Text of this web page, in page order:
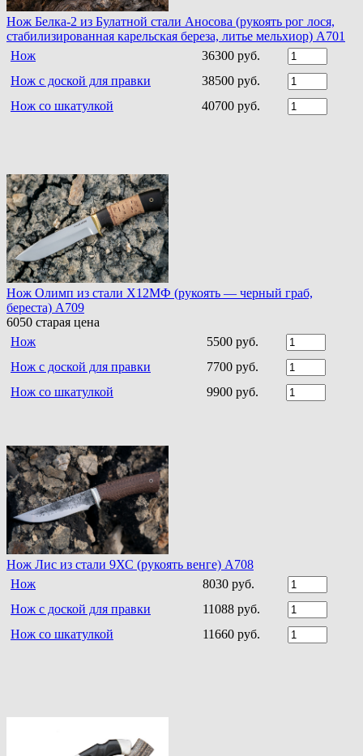
Нож Белка-2 из Булатной стали Аносова (рукоять рог лося,
стабилизированная карельская береза, литье мельхиор) A701
Нож
36300 руб.
Нож с доской для правки
38500 руб.
Нож со шкатулкой
40700 руб.
Нож Олимп из стали Х12МФ (рукоять — черный граб,
береста) A709
6050 старая цена
Нож
5500 руб.
Нож с доской для правки
7700 руб.
Нож со шкатулкой
9900 руб.
Нож Лис из стали 9ХС (рукоять венге) A708
Нож
8030 руб.
Нож с доской для правки
11088 руб.
Нож со шкатулкой
11660 руб.